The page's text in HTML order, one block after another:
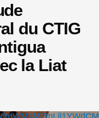
du CTIG
la Liat